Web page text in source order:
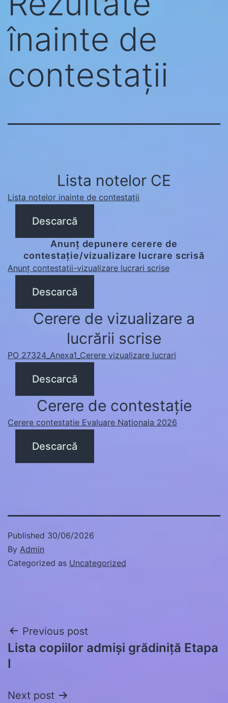
înainte de
contestații
Lista notelor CE
Lista notelor inainte de contestații
Descarcă
Anunț depunere cerere de
contestație/vizualizare lucrare scrisă
Anunț contestatii-vizualizare lucrari scrise
Descarcă
Cerere de vizualizare a
lucrării scrise
PO 27324_Anexa1_Cerere vizualizare lucrari
Descarcă
Cerere de contestație
Cerere contestatie Evaluare Nationala 2026
Descarcă
Published 30/06/2026
By Admin
Categorized as Uncategorized
Post
navigation
Previous post
Lista copiilor admiși grădiniță Etapa
I
Next post